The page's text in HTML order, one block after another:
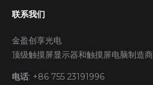
联系我们
金盈创享光电
顶级触摸屏显示器和触摸屏电脑制造商
电话: +86 755 23191996